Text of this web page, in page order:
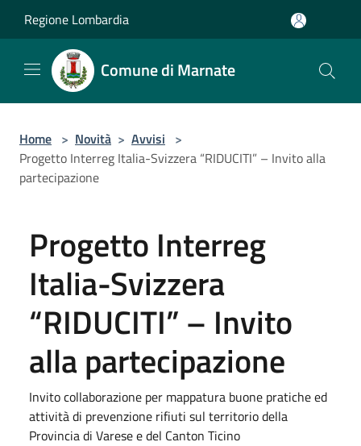
Regione Lombardia
Comune di Marnate
Home > Novità > Avvisi >
Progetto Interreg Italia-Svizzera “RIDUCITI” – Invito alla
partecipazione
Progetto Interreg
Italia-Svizzera
“RIDUCITI” – Invito
alla partecipazione
Invito collaborazione per mappatura buone pratiche ed
attività di prevenzione rifiuti sul territorio della
Provincia di Varese e del Canton Ticino